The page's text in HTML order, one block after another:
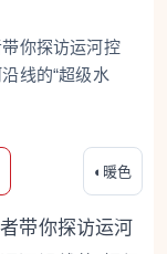
你探访运河控
线的“超级水
◐ 暖色
带你探访运河